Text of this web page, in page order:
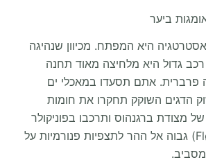
ביער
היא המפתח. מכיוון שנהיגה
גדול היא מלחיצה מאוד תחנה
אתם תסעדו במאכלי ים
הדגים השוקק תחקרו את חומות
מצודת ברגנהוס ותרכבו בפוניקולר
פלויבאן (Fløibanen) גבוה אל ההר לתצפיות פנורמיות על